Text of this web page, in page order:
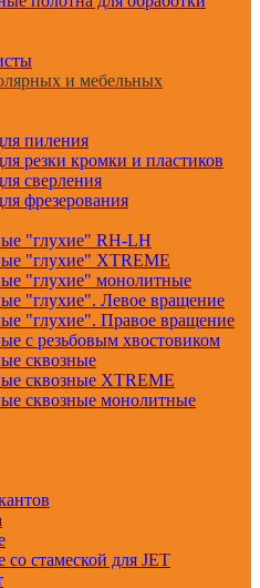
и мебельных
пиления
резки кромки и пластиков
сверления
фрезерования
"глухие" RH-LH
"глухие" XTREME
"глухие" монолитные
"глухие". Левое вращение
"глухие". Правое вращение
с резьбовым хвостовиком
сквозные
сквозные XTREME
сквозные монолитные
стамеской для JET